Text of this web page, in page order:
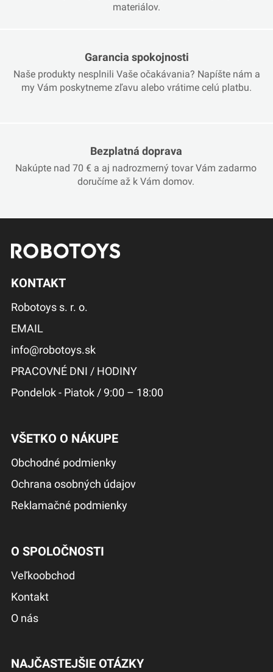
materiálov.
Garancia spokojnosti
Naše produkty nesplnili Vaše očakávania? Napíšte nám a
my Vám poskytneme zľavu alebo vrátime celú platbu.
Bezplatná doprava
Nakúpte nad 70 € a aj nadrozmerný tovar Vám zadarmo
doručíme až k Vám domov.
KONTAKT
Robotoys s. r. o.
EMAIL
info@robotoys.sk
PRACOVNÉ DNI / HODINY
Pondelok - Piatok / 9:00 – 18:00
VŠETKO O NÁKUPE
Obchodné podmienky
Ochrana osobných údajov
Reklamačné podmienky
O SPOLOČNOSTI
Veľkoobchod
Kontakt
O nás
NAJČASTEJŠIE OTÁZKY